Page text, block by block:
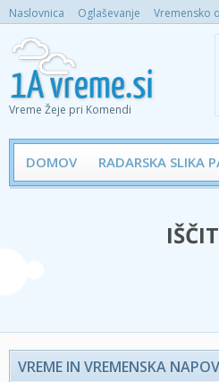
Naslovnica Oglaševanje Vremensko
Vreme Žeje pri Komendi
DOMOV RADARSKA SLIKA
VREME IN VREMENSKA